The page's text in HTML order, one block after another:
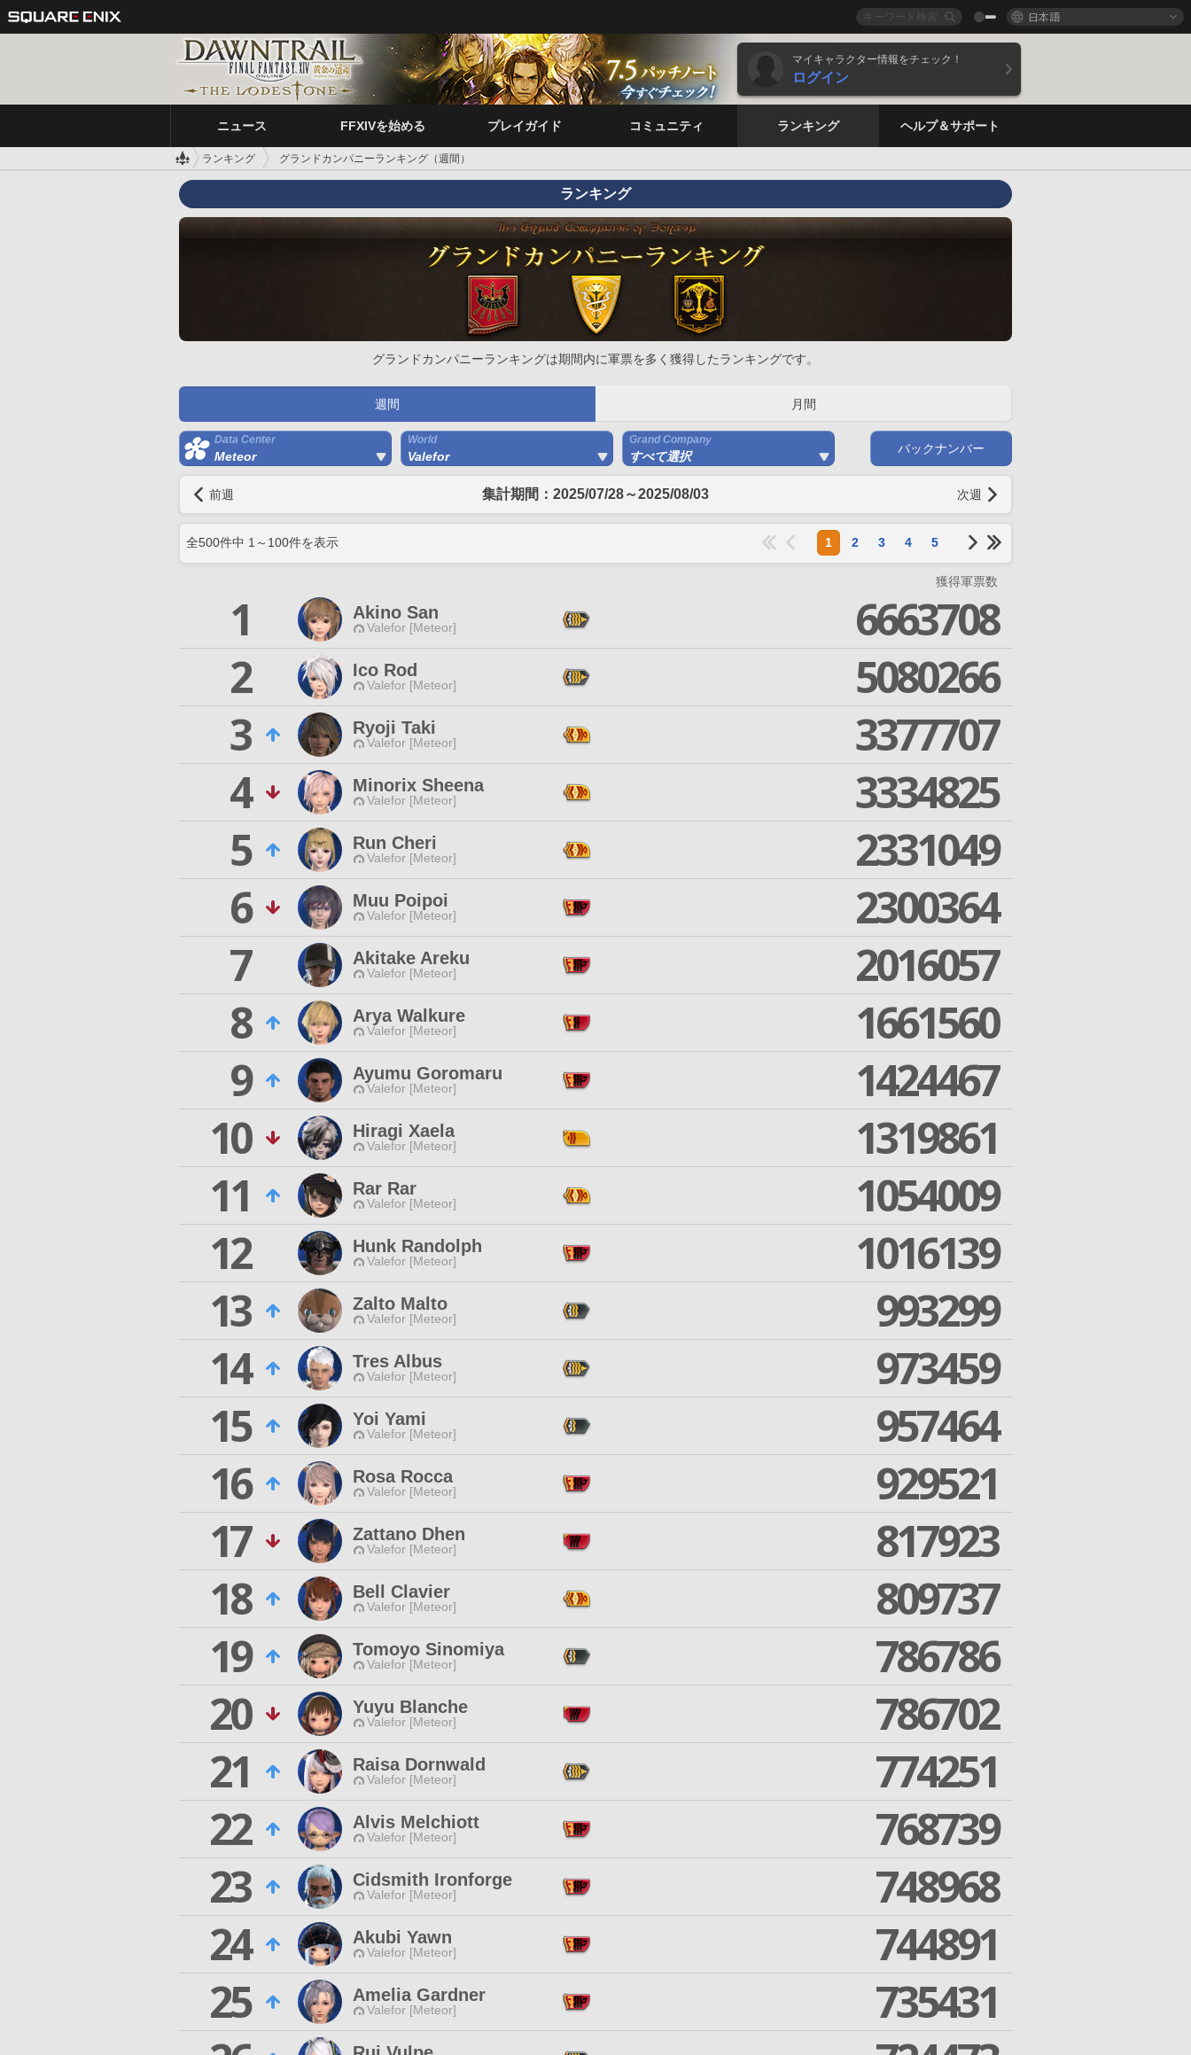
日本語
マイキャラクター情報をチェック！
ログイン
ニュース FFXIVを始める プレイガイド コミュニティ ランキング ヘルプ＆サポート
ランキング グランドカンパニーランキング（週間）
ランキング
グランドカンパニーランキングは期間内に軍票を多く獲得したランキングです。
週間 月間
Data Center
Meteor
World
Valefor
Grand Company
すべて選択
バックナンバー
前週 集計期間：2025/07/28～2025/08/03 次週
全500件中 1 ～ 100件を表示 1 2 3 4 5
獲得軍票数
1 Akino San
Valefor [Meteor]
6663708
2
Ico Rod
Valefor [Meteor]
5080266
3
Ryoji Taki
Valefor [Meteor]
3377707
4
Minorix Sheena
Valefor [Meteor]
3334825
5
Run Cheri
Valefor [Meteor]
2331049
6
Muu Poipoi
Valefor [Meteor]
2300364
7
Akitake Areku
Valefor [Meteor]
2016057
8
Arya Walkure
Valefor [Meteor]
1661560
9
Ayumu Goromaru
Valefor [Meteor]
1424467
10
Hiragi Xaela
Valefor [Meteor]
1319861
11
Rar Rar
Valefor [Meteor]
1054009
12
Hunk Randolph
Valefor [Meteor]
1016139
13
Zalto Malto
Valefor [Meteor]
993299
14
Tres Albus
Valefor [Meteor]
973459
15
Yoi Yami
Valefor [Meteor]
957464
16
Rosa Rocca
Valefor [Meteor]
929521
17
Zattano Dhen
Valefor [Meteor]
817923
18
Bell Clavier
Valefor [Meteor]
809737
19
Tomoyo Sinomiya
Valefor [Meteor]
786786
20
Yuyu Blanche
Valefor [Meteor]
786702
21
Raisa Dornwald
Valefor [Meteor]
774251
22
Alvis Melchiott
Valefor [Meteor]
768739
23
Cidsmith Ironforge
Valefor [Meteor]
748968
24
Akubi Yawn
Valefor [Meteor]
744891
25
Amelia Gardner
Valefor [Meteor]
735431